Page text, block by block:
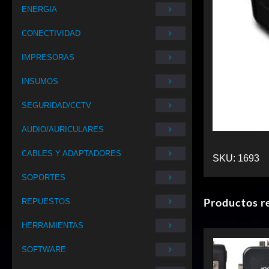
ENERGIA
CONECTIVIDAD
IMPRESORAS
INSUMOS
SEGURIDAD/CCTV
AUDIO/AURICULARES
CABLES Y ADAPTADORES
SOPORTES
REPUESTOS
HERRAMIENTAS
SOFTWARE
SKU: 1693
Productos